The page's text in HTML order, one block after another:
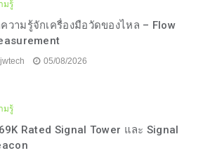
มรู้
วามรู้จักเครื่องมือวัดของไหล – Flow
jwtech 05/08/2026
มรู้
Rated Signal Tower และ Signal